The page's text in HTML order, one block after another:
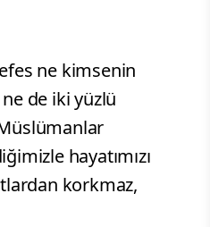
ne kimsenin
de iki yüzlü
hayatımızı
korkmaz,